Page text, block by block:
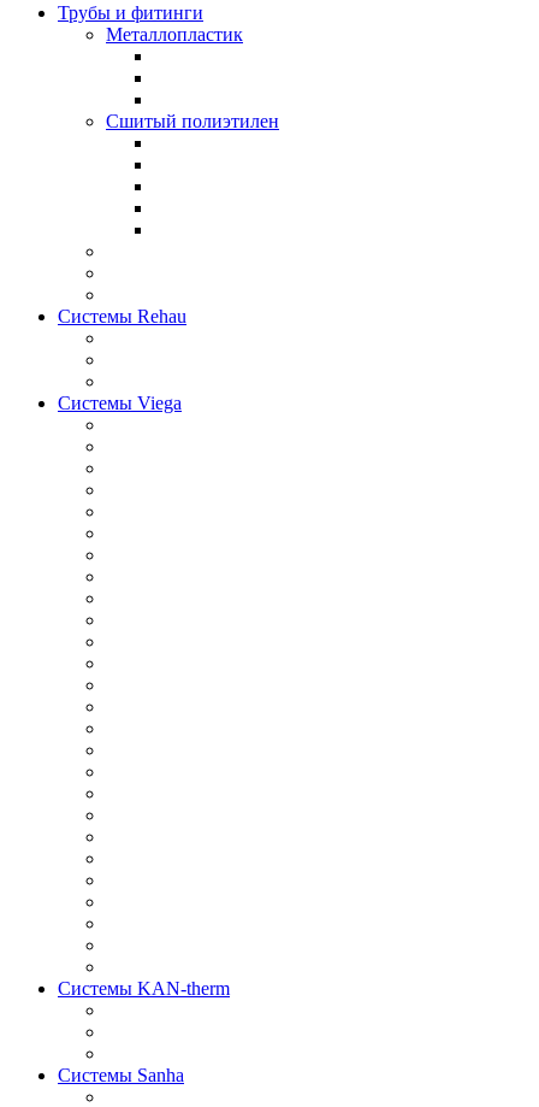
Трубы и фитинги
Металлопластик
Сшитый полиэтилен
Системы Rehau
Системы Viega
Системы KAN-therm
Системы Sanha